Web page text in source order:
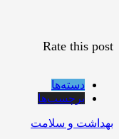
Rate this post
دسته‌ها
برچسب‌ها
بهداشت و سلامت